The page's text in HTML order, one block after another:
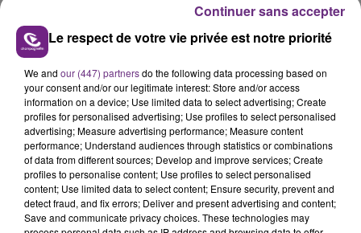
20 juillet 2026
LA HAUTE-MARNE PASSE EN VIGILANCE
RENFORCÉE POUR SÉCHERESSE
Le respect de votre vie privée est notre priorité
We and our (447) partnersdo the following data processing based on
your consent and/or our legitimate interest: Store and/or access
information on a device; Use limited data to select advertising; Create
profiles for personalised advertising; Use profiles to select personalised
advertising; Measure advertising performance; Measure content
performance; Understand audiences through statistics or combinations
of data from different sources; Develop and improve services; Create
profiles to personalise content; Use profiles to select personalised
content; Use limited data to select content; Ensure security, prevent and
detect fraud, and fix errors; Deliver and present advertising and content;
Save and communicate privacy choices. These technologies may
Continuer sans accepter